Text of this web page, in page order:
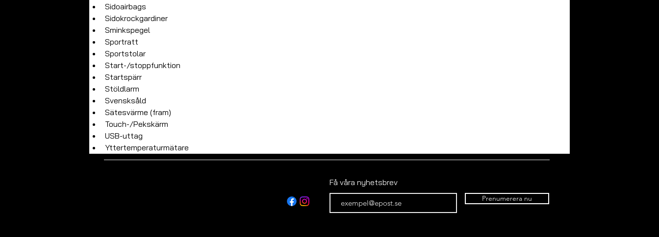
Sidoairbags
Sidokrockgardiner
Sminkspegel
Sportratt
Sportstolar
Start-/stoppfunktion
Startspärr
Stöldlarm
Svensksåld
Sätesvärme (fram)
Touch-/Pekskärm
USB-uttag
Yttertemperaturmätare
Få våra nyhetsbrev
Prenumerera nu